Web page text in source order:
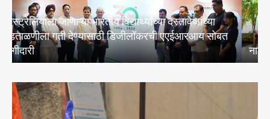
नाटक समाजाचा आरसा – प्रा. गणेश चंदनशिवे